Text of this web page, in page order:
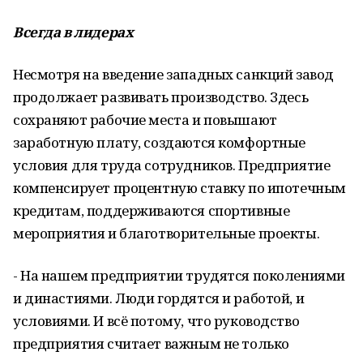
Всегда в лидерах
Несмотря на введение западных санкций завод
продолжает развивать производство. Здесь
сохраняют рабочие места и повышают
заработную плату, создаются комфортные
условия для труда сотрудников. Предприятие
компенсирует процентную ставку по ипотечным
кредитам, поддерживаются спортивные
мероприятия и благотворительные проекты.
- На нашем предприятии трудятся поколениями
и династиями. Люди гордятся и работой, и
условиями. И всё потому, что руководство
предприятия считает важным не только